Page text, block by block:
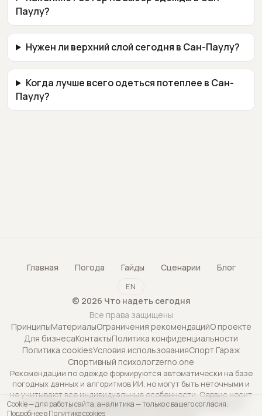
Паулу?
Нужен ли верхний слой сегодня в Сан-Паулу?
Когда лучше всего одеться потеплее в Сан-
Паулу?
Главная Погода Гайды Сценарии Блог
EN
© 2026 Что надеть сегодня
Все права защищены
ПринципыМатериалыОграничения рекомендацийО проекте
Для бизнесаКонтактыПолитика конфиденциальности
Политика cookiesУсловия использованияСпорт Гараж
Спортивный психологzerno.one
Рекомендации по одежде формируются автоматически на базе
погодных данных и алгоритмов ИИ, но могут быть неточными и
не учитывают все индивидуальные особенности. Сервис носит
исключительно информационный характер и не является
Cookie — для работы сайта, аналитика — только с вашего согласия.
Подробнее в Политике cookies